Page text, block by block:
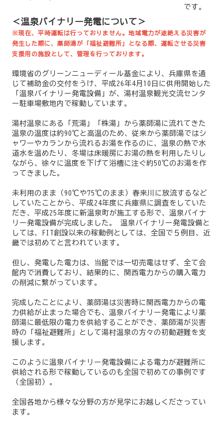
です。
＜温泉バイナリー発電について＞
※現在、平時運転は行っておりません。地域電力が途絶える災害が
発生した際に、薬師湯が「福祉避難所」となる際、運転させる災害
支援用の施設として、管理を行っております。
環境省のグリーンニューディール基金により、兵庫県を通
じて補助金の交付をうけ、平成26年4月10日に供用開始した
「温泉バイナリー発電設備」が、湯村温泉観光交流センタ
ー駐車場敷地内で稼動しています。
湯村温泉にある「荒湯」「株湯」から薬師湯に流れてきた
温泉の温度は約90℃と高温のため、従来から薬師湯ではシ
ャワーやカランから流れるお湯を作るのに、温泉の熱で水
道水を温めたり、冬場は床暖房にお湯の熱を利用したりし
ながら、徐々に温度を下げて浴槽に注ぐ約50℃のお湯を作
ってきました。
未利用のまま（90℃や75℃のまま）春来川に放流するなど
していたことから、平成24年度に兵庫県に調査をしていた
だき、平成25年度に新温泉町が施工する形で、温泉バイナ
リー発電設備が完成しました。 温泉バイナリー発電設備と
しては、FIT創設以来の稼動例としては、全国で５例目、近
畿では初めてと言われています。
但し、発電した電力は、当館では一切売電はせず、全て会
館内で消費しており、結果的に、関西電力からの購入電力
の削減に繋がっています。
完成したことにより、薬師湯は災害時に関西電力からの電
力供給が止まった場合でも、温泉バイナリー発電により薬
師湯に最低限の電力を供給することができ、薬師湯が災害
時の「福祉避難所」として湯村温泉の方々の初動避難を支
援します。
このように温泉バイナリー発電設備による電力が避難所に
供給される形で稼動しているのも全国で初めての事例です
（全国初）。
全国各地から様々な分野の方が見学にお越しくださってい
ます。